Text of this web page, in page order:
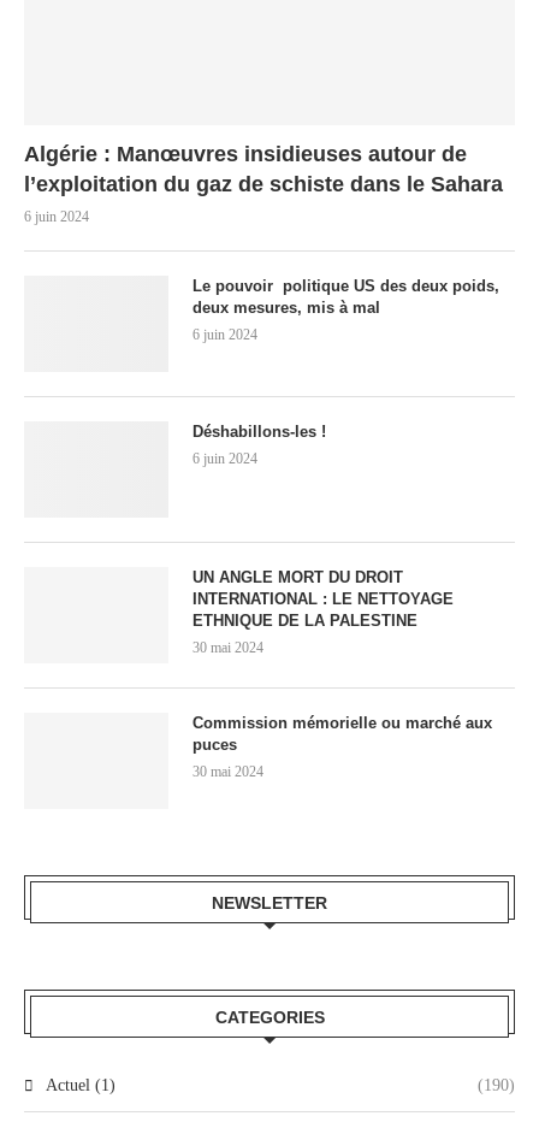
Algérie : Manœuvres insidieuses autour de
l’exploitation du gaz de schiste dans le Sahara
6 juin 2024
Le pouvoir politique US des deux poids,
deux mesures, mis à mal
6 juin 2024
Déshabillons-les !
6 juin 2024
UN ANGLE MORT DU DROIT
INTERNATIONAL : LE NETTOYAGE
ETHNIQUE DE LA PALESTINE
30 mai 2024
Commission mémorielle ou marché aux
puces
30 mai 2024
NEWSLETTER
CATEGORIES
Actuel (1) (190)